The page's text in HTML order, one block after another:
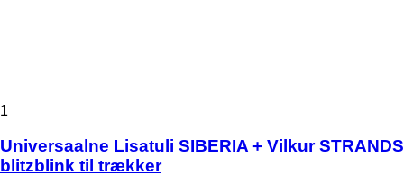
1
Universaalne Lisatuli SIBERIA + Vilkur STRANDS
blitzblink til trækker